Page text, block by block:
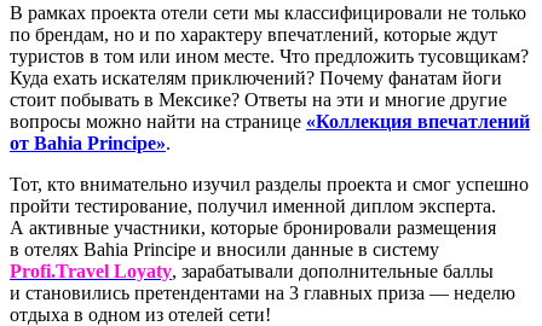
В рамках проекта отели сети мы классифицировали не только
по брендам, но и по характеру впечатлений, которые ждут
туристов в том или ином месте. Что предложить тусовщикам?
Куда ехать искателям приключений? Почему фанатам йоги
стоит побывать в Мексике? Ответы на эти и многие другие
вопросы можно найти на странице «Коллекция впечатлений
от Bahia Principe».
Тот, кто внимательно изучил разделы проекта и смог успешно
пройти тестирование, получил именной диплом эксперта.
А активные участники, которые бронировали размещения
в отелях Bahia Principe и вносили данные в систему
Profi.Travel Loyaty, зарабатывали дополнительные баллы
и становились претендентами на 3 главных приза — неделю
отдыха в одном из отелей сети!